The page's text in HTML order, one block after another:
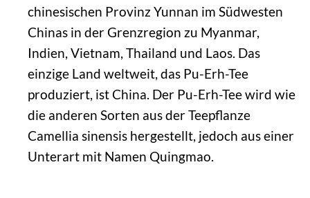
chinesischen Provinz Yunnan im Südwesten
Chinas in der Grenzregion zu Myanmar,
Indien, Vietnam, Thailand und Laos. Das
einzige Land weltweit, das Pu-Erh-Tee
produziert, ist China. Der Pu-Erh-Tee wird wie
die anderen Sorten aus der Teepflanze
Camellia sinensis hergestellt, jedoch aus einer
Unterart mit Namen Quingmao.